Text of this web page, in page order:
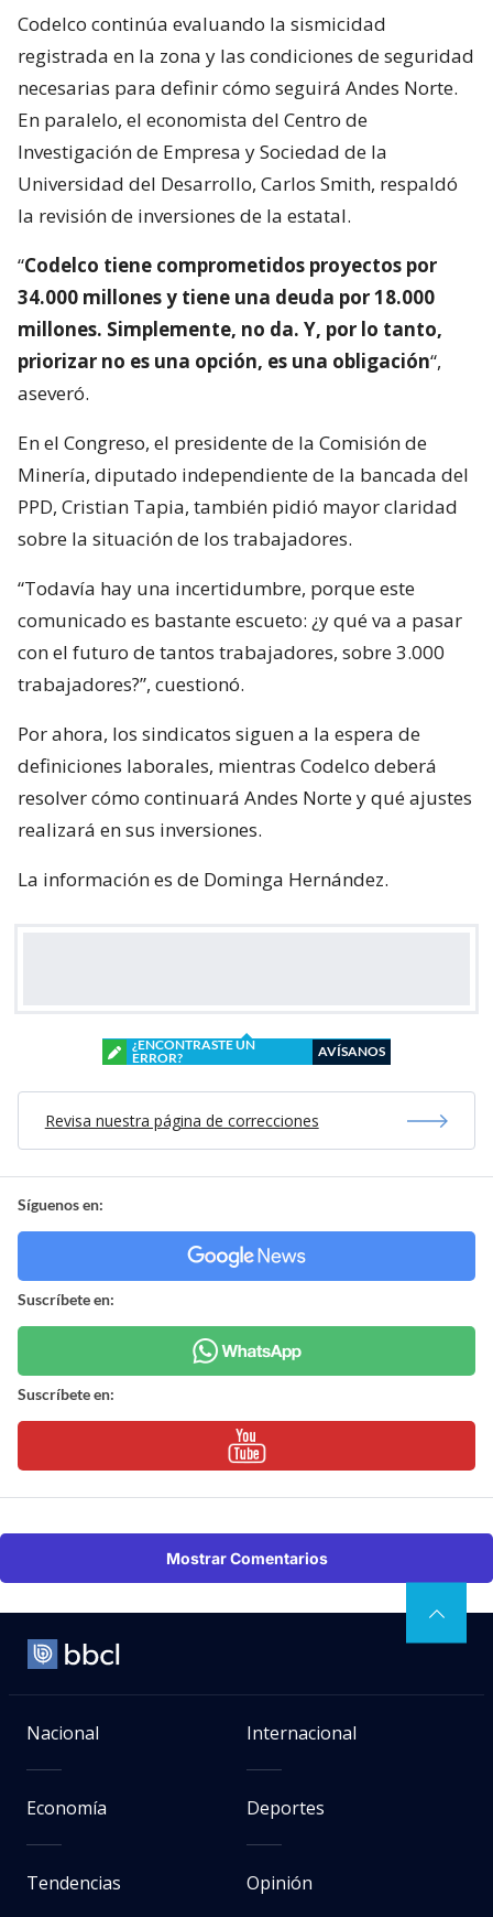
Codelco continúa evaluando la sismicidad
registrada en la zona y las condiciones de seguridad
necesarias para definir cómo seguirá Andes Norte.
En paralelo, el economista del Centro de
Investigación de Empresa y Sociedad de la
Universidad del Desarrollo, Carlos Smith, respaldó
la revisión de inversiones de la estatal.
“Codelco tiene comprometidos proyectos por
34.000 millones y tiene una deuda por 18.000
millones. Simplemente, no da. Y, por lo tanto,
priorizar no es una opción, es una obligación“,
aseveró.
En el Congreso, el presidente de la Comisión de
Minería, diputado independiente de la bancada del
PPD, Cristian Tapia, también pidió mayor claridad
sobre la situación de los trabajadores.
“Todavía hay una incertidumbre, porque este
comunicado es bastante escueto: ¿y qué va a pasar
con el futuro de tantos trabajadores, sobre 3.000
trabajadores?”, cuestionó.
Por ahora, los sindicatos siguen a la espera de
definiciones laborales, mientras Codelco deberá
resolver cómo continuará Andes Norte y qué ajustes
realizará en sus inversiones.
La información es de Dominga Hernández.
¿ENCONTRASTE UN
ERROR?
AVÍSANOS
Revisa nuestra página de correcciones
Síguenos en:
Suscríbete en:
Suscríbete en:
Mostrar Comentarios
Nacional Internacional
Economía Deportes
Tendencias Opinión